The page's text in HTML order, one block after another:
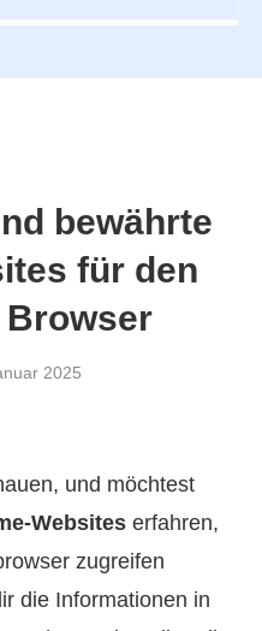
bewährte
für den
2025
und möchtest
Websites erfahren,
zugreifen
die Informationen in